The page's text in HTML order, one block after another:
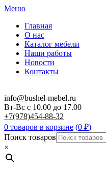
Меню
Главная
О нас
Каталог мебели
Наши работы
Новости
Контакты
info@bushel-mebel.ru
Вт-Вс c 10.00 до 17.00
+7(978)454-88-32
0 товаров в корзине (0 ₽)
Поиск товаров
×